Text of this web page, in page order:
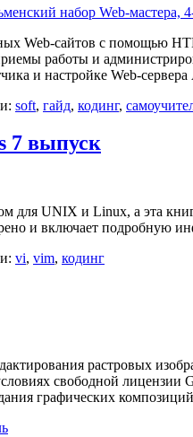
Web-сайтов с помощью
работы и
и настройке Web-
soft, гайд, кодинг,
7 выпуск
для UNIX и Linux, а эта
и включает
vi, vim, кодинг
растровых
свободной
графических